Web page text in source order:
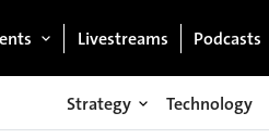
Livestreams Podcasts
Strategy Technology